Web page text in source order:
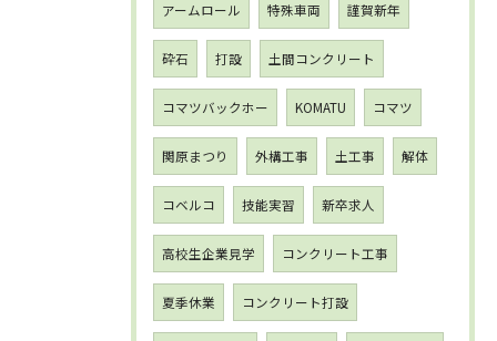
アームロール 特殊車両 謹賀新年
砕石 打設 土間コンクリート
コマツバックホー KOMATU コマツ
関原まつり 外構工事 土工事 解体
コベルコ 技能実習 新卒求人
高校生企業見学 コンクリート工事
夏季休業 コンクリート打設